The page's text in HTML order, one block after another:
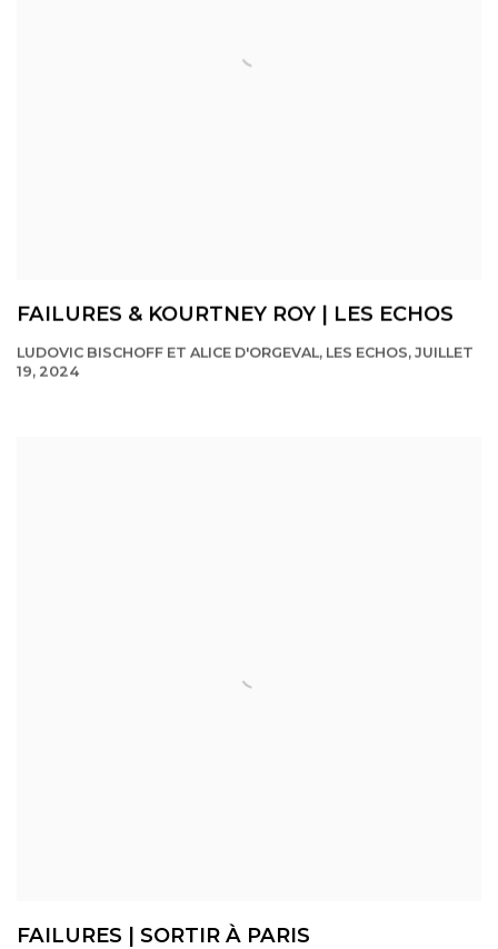
FAILURES & KOURTNEY ROY | LES ECHOS
LUDOVIC BISCHOFF ET ALICE D'ORGEVAL, LES ECHOS, JUILLET
19, 2024
FAILURES | SORTIR À PARIS